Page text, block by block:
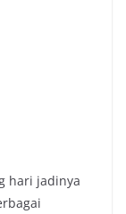
hari jadinya